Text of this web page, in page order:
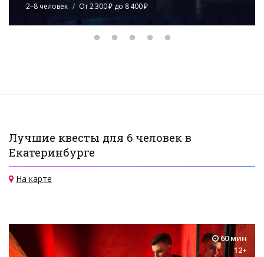
2–8 человек От 3 200 ₽ до 5 000 ₽
Лучшие квесты для 6 человек в
Екатеринбурге
На карте
60 мин
12+